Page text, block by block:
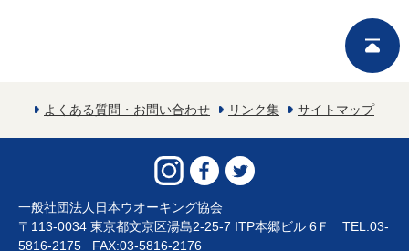
よくある質問・お問い合わせ リンク集 サイトマップ
一般社団法人日本ウオーキング協会
〒113-0034 東京都文京区湯島2-25-7 ITP本郷ビル 6Ｆ TEL:03-
5816-2175 FAX:03-5816-2176